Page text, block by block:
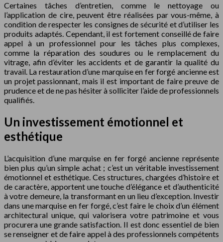
Certaines tâches d’entretien, comme le nettoyage ou
l’application de cire, peuvent être réalisées par vous-même, à
condition de respecter les consignes de sécurité et d’utiliser les
produits adaptés. Cependant, il est fortement conseillé de faire
appel à un professionnel pour les tâches plus complexes,
comme la réparation des soudures ou le remplacement du
vitrage, afin d’éviter les accidents et de garantir la qualité du
travail. La restauration d’une marquise en fer forgé ancienne est
un projet passionnant, mais il est important de faire preuve de
prudence et de ne pas hésiter à solliciter l’aide de professionnels
qualifiés.
Un investissement émotionnel et
esthétique
L’acquisition d’une marquise en fer forgé ancienne représente
bien plus qu’un simple achat ; c’est un véritable investissement
émotionnel et esthétique. Ces structures, chargées d’histoire et
de caractère, apportent une touche d’élégance et d’authenticité
à votre demeure, la transformant en un lieu d’exception. Investir
dans une marquise en fer forgé, c’est faire le choix d’un élément
architectural unique, qui valorisera votre patrimoine et vous
procurera une grande satisfaction. Il est donc essentiel de bien
se renseigner et de faire appel à des professionnels compétents